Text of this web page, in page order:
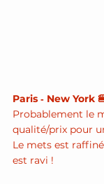
Paris ‑ New York
Probablement le
qualité/prix pour
Le mets est
est ravi !